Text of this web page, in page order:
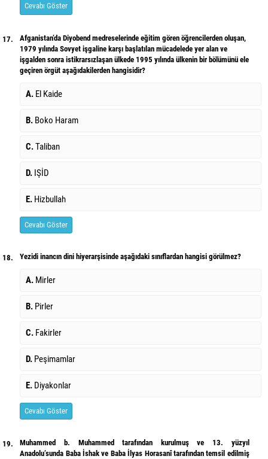
Cevabı Göster
17.
Afganistan’da Diyobend medreselerinde eğitim gören öğrencilerden oluşan,
1979 yılında Sovyet işgaline karşı başlatılan mücadelede yer alan ve
işgalden sonra istikrarsızlaşan ülkede 1995 yılında ülkenin bir bölümünü ele
geçiren örgüt aşağıdakilerden hangisidir?
A. El Kaide
B. Boko Haram
C.Taliban
D. IŞİD
E. Hizbullah
Cevabı Göster
18. Yezidi inancın dini hiyerarşisinde aşağıdaki sınıflardan hangisi görülmez?
A. Mirler
B. Pirler
C. Fakirler
D. Peşimamlar
E. Diyakonlar
Cevabı Göster
19.
Muhammed b. Muhammed tarafından kurulmuş ve 13. yüzyıl
Anadolu’sunda Baba İshak ve Baba İlyas Horasanî tarafından temsil edilmiş